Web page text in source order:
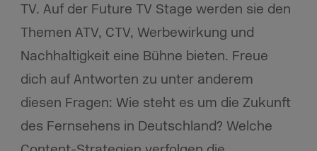
TV. Auf der Future TV Stage werden sie den
Themen ATV, CTV, Werbewirkung und
Nachhaltigkeit eine Bühne bieten. Freue
dich auf Antworten zu unter anderem
diesen Fragen: Wie steht es um die Zukunft
des Fernsehens in Deutschland? Welche